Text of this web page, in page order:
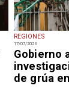
REGIONES
17/07/2026
Gobierno
de grúa